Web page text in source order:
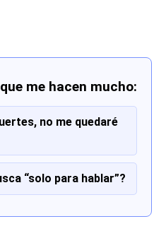
me hacen mucho:
no me quedaré
“solo para hablar”?